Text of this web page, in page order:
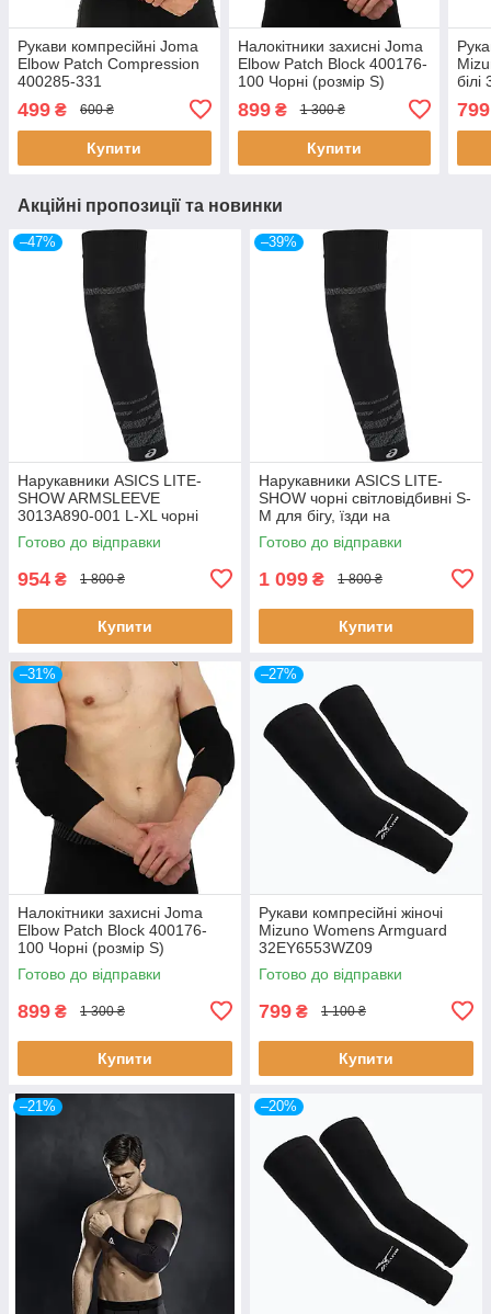
Рукави компресійні Joma
Elbow Patch Compression
400285-331
499 ₴ 600 ₴
Купити
Налокітники захисні Joma
Elbow Patch Block 400176-
100 Чорні (розмір S)
899₴ 1 300 ₴
Купити
799
Акційні пропозиції та новинки
–47%
Нарукавники ASICS LITE-
SHOW ARMSLEEVE
3013A890-001 L-XL чорні
світловідбивні для бігу,
велосипедистів та вправ на
Готово до відправки
954 ₴ 1 800 ₴
Купити
–39%
Нарукавники ASICS LITE-
SHOW чорні світловідбивні S-
M для бігу, їзди на
велосипеді, фітнесу та інших
видів активностей на повітрі
Готово до відправки
1 099 ₴ 1 800 ₴
Купити
–31%
Налокітники захисні Joma
Elbow Patch Block 400176-
100 Чорні (розмір S)
Готово до відправки
899 ₴ 1 300 ₴
Купити
–27%
Рукави компресійні жіночі
Mizuno Womens Armguard
32EY6553WZ09
Готово до відправки
799 ₴ 1 100 ₴
Купити
–21% –20%